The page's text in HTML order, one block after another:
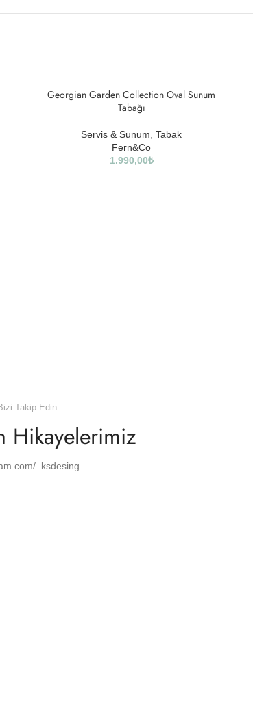
Georgian Garden Collection Oval Sunum
Tabağı
Servis & Sunum Tabak
Fern&Co
1.990,00₺
Takip Edin
Hikayelerimiz
_ksdesing_